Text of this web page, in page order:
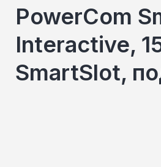
PowerCom
Interactive,
SmartSlot,